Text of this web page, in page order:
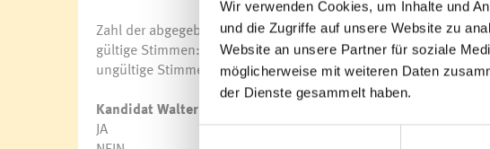
Wir verwenden Cookies, um Inhalte und
und die Zugriffe auf unsere Website zu
Website an unsere Partner für soziale
möglicherweise mit weiteren Daten
der Dienste gesammelt haben.
Zahl der abgegebenen Stimmen: 2.273
gültige Stimmen: 2.132
ungültige Stimmen: 141
Kandidat Walter Gohm
JA
1.837
86,16